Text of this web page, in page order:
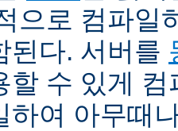
으로 컴파일
된다. 서버를
할 수 있게
하여 아무때